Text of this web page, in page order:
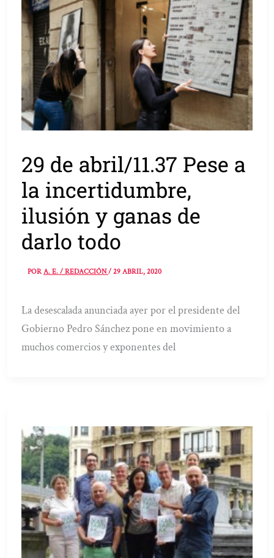
29 de abril/11.37 Pese a
la incertidumbre,
ilusión y ganas de
darlo todo
PORA. E. / REDACCIÓN/29 ABRIL, 2020
La desescalada anunciada ayer por el presidente del
Gobierno Pedro Sánchez pone en movimiento a
muchos comercios y exponentes del